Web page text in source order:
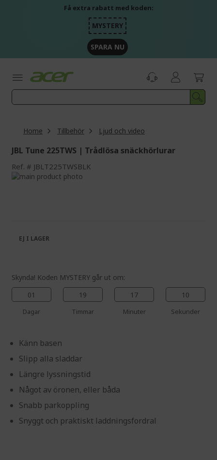
Få extra rabatt med koden:
MYSTERY
SPARA NU
Home Tillbehör Ljud och video
JBL Tune 225TWS | Trådlösa snäckhörlurar
Ref. JBLT225TWSBLK
Skip
images
gallery
the
images
Skynda! Koden MYSTERY går ut om:
01
Dagar
19
Timmar
17
Minuter
10
Sekunder
Känn basen
Slipp alla sladdar
Längre lyssningstid
Något av öronen, eller båda
Snabb parkoppling
Snyggt och praktiskt laddningsfordral
EJ I LAGER